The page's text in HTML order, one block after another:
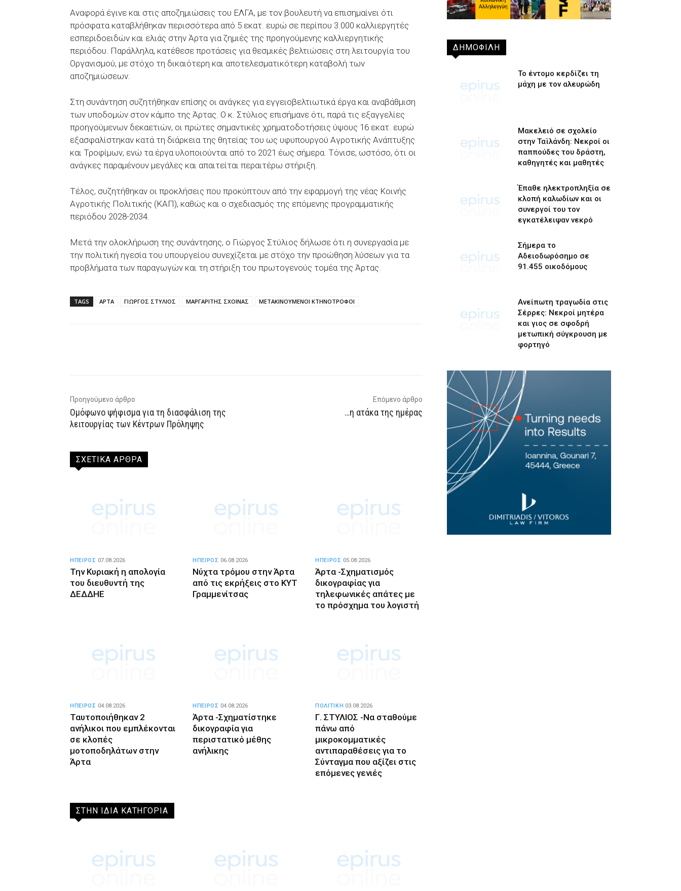
Αναφορά έγινε και στις αποζημιώσεις του ΕΛΓΑ, με τον βουλευτή να επισημαίνει ότι
πρόσφατα καταβλήθηκαν περισσότερα από 5 εκατ. ευρώ σε περίπου 3.000 καλλιεργητές
εσπεριδοειδών και ελιάς στην Άρτα για ζημιές της προηγούμενης καλλιεργητικής
περιόδου. Παράλληλα, κατέθεσε προτάσεις για θεσμικές βελτιώσεις στη λειτουργία του
Οργανισμού, με στόχο τη δικαιότερη και αποτελεσματικότερη καταβολή των
αποζημιώσεων.
Στη συνάντηση συζητήθηκαν επίσης οι ανάγκες για εγγειοβελτιωτικά έργα και αναβάθμιση
των υποδομών στον κάμπο της Άρτας. Ο κ. Στύλιος επισήμανε ότι, παρά τις εξαγγελίες
προηγούμενων δεκαετιών, οι πρώτες σημαντικές χρηματοδοτήσεις ύψους 16 εκατ. ευρώ
εξασφαλίστηκαν κατά τη διάρκεια της θητείας του ως υφυπουργού Αγροτικής Ανάπτυξης
και Τροφίμων, ενώ τα έργα υλοποιούνται από το 2021 έως σήμερα. Τόνισε, ωστόσο, ότι οι
ανάγκες παραμένουν μεγάλες και απαιτείται περαιτέρω στήριξη.
Τέλος, συζητήθηκαν οι προκλήσεις που προκύπτουν από την εφαρμογή της νέας Κοινής
Αγροτικής Πολιτικής (ΚΑΠ), καθώς και ο σχεδιασμός της επόμενης προγραμματικής
περιόδου 2028-2034.
Μετά την ολοκλήρωση της συνάντησης, ο Γιώργος Στύλιος δήλωσε ότι η συνεργασία με
την πολιτική ηγεσία του υπουργείου συνεχίζεται με στόχο την προώθηση λύσεων για τα
προβλήματα των παραγωγών και τη στήριξη του πρωτογενούς τομέα της Άρτας.
TAGS ΑΡΤΑ ΓΙΩΡΓΟΣ ΣΤΥΛΙΟΣ ΜΑΡΓΑΡΙΤΗΣ ΣΧΟΙΝΑΣ ΜΕΤΑΚΙΝΟΥΜΕΝΟΙ ΚΤΗΝΟΤΡΟΦΟΙ
Προηγούμενο άρθρο
Ομόφωνο ψήφισμα για τη διασφάλιση της
λειτουργίας των Κέντρων Πρόληψης
Επόμενο άρθρο
…η ατάκα της ημέρας
ΣΧΕΤΙΚΑ ΑΡΘΡΑ
Την Κυριακή η απολογία
του διευθυντή της
ΔΕΔΔΗΕ
ΗΠΕΙΡΟΣ 07.08.2026
Νύχτα τρόμου στην Άρτα
από τις εκρήξεις στο ΚΥΤ
Γραμμενίτσας
ΗΠΕΙΡΟΣ 06.08.2026
Άρτα -Σχηματισμός
δικογραφίας για
τηλεφωνικές απάτες με
το πρόσχημα του λογιστή
ΗΠΕΙΡΟΣ 05.08.2026
Ταυτοποιήθηκαν 2
ανήλικοι που εμπλέκονται
σε κλοπές
μοτοποδηλάτων στην
Άρτα
ΗΠΕΙΡΟΣ 04.08.2026
Άρτα -Σχηματίστηκε
δικογραφία για
περιστατικό μέθης
ανήλικης
ΗΠΕΙΡΟΣ 04.08.2026
Γ. ΣΤΥΛΙΟΣ -Να σταθούμε
πάνω από
μικροκομματικές
αντιπαραθέσεις για το
Σύνταγμα που αξίζει στις
επόμενες γενιές
ΠΟΛΙΤΙΚΗ 03.08.2026
ΣΤΗΝ ΙΔΙΑ ΚΑΤΗΓΟΡΙΑ
ΔΗΜΟΦΙΛΗ
Το έντομο κερδίζει τη
μάχη με τον αλευρώδη
Μακελειό σε σχολείο
στην Ταϊλάνδη: Νεκροί οι
παππούδες του δράστη,
καθηγητές και μαθητές
Έπαθε ηλεκτροπληξία σε
κλοπή καλωδίων και οι
συνεργοί του τον
εγκατέλειψαν νεκρό
Σήμερα το
Αδειοδωρόσημο σε
91.455 οικοδόμους
Ανείπωτη τραγωδία στις
Σέρρες: Νεκροί μητέρα
και γιος σε σφοδρή
μετωπική σύγκρουση με
φορτηγό